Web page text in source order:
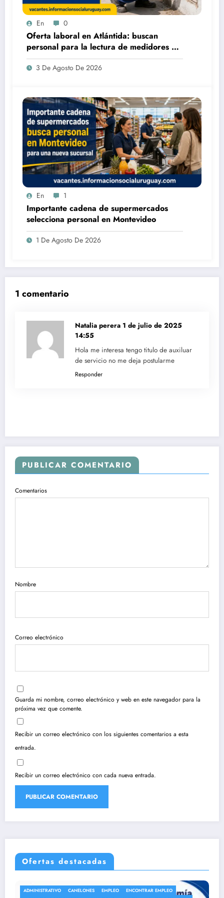
En 0
Oferta laboral en Atlántida: buscan
personal para la lectura de medidores de
agua de OSE
3 De Agosto De 2026
En 1
Importante cadena de supermercados
selecciona personal en Montevideo
1 De Agosto De 2026
1 comentario
Natalia perera 1 de julio de 2025
14:55
Hola me interesa tengo titulo de auxiluar
de servicio no me deja postularme
Responder
PUBLICAR COMENTARIO
Comentarios
Nombre
Correo electrónico
Guarda mi nombre, correo electrónico y web en este navegador para la
próxima vez que comente.
Recibir un correo electrónico con los siguientes comentarios a esta
entrada.
Recibir un correo electrónico con cada nueva entrada.
Ofertas destacadas
EMPLEO
ANEP AUXILIAR DE LIMPIEZA
AUXILIAR DE